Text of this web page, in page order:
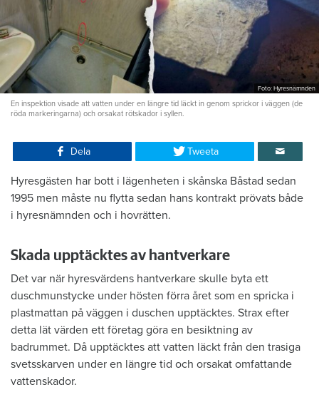
Foto: Hyresnämnden
En inspektion visade att vatten under en längre tid läckt in genom sprickor i väggen (de
röda markeringarna) och orsakat rötskador i syllen.
Dela Tweeta
Hyresgästen har bott i lägenheten i skånska Båstad sedan
1995 men måste nu flytta sedan hans kontrakt prövats både
i hyresnämnden och i hovrätten.
Skada upptäcktes av hantverkare
Det var när hyresvärdens hantverkare skulle byta ett
duschmunstycke under hösten förra året som en spricka i
plastmattan på väggen i duschen upptäcktes. Strax efter
detta lät värden ett företag göra en besiktning av
badrummet. Då upptäcktes att vatten läckt från den trasiga
svetsskarven under en längre tid och orsakat omfattande
vattenskador.